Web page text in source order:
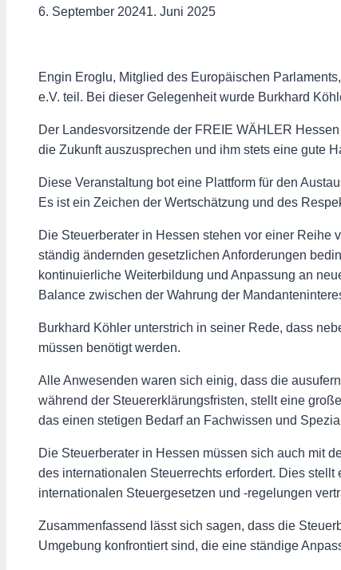
6. September 20241. Juni 2025
Engin Eroglu, Mitglied des Europäischen
e.V. teil. Bei dieser Gelegenheit wurde Burkhard
Der Landesvorsitzende der FREIE WÄHLER
die Zukunft auszusprechen und ihm stets eine gute
Diese Veranstaltung bot eine Plattform für den
Es ist ein Zeichen der Wertschätzung und des
Die Steuerberater in Hessen stehen vor einer
ständig ändernden gesetzlichen Anforderungen
kontinuierliche Weiterbildung und Anpassung an
Balance zwischen der Wahrung der
Burkhard Köhler unterstrich in seiner Rede, dass
müssen benötigt werden.
Alle Anwesenden waren sich einig, dass die
während der Steuererklärungsfristen, stellt eine
das einen stetigen Bedarf an Fachwissen und
Die Steuerberater in Hessen müssen sich auch mit
des internationalen Steuerrechts erfordert. Dies
internationalen Steuergesetzen und -regelungen
Zusammenfassend lässt sich sagen, dass die
Umgebung konfrontiert sind, die eine ständige